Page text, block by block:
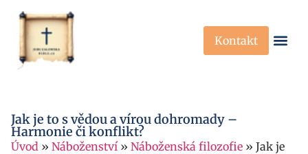
Kontakt
Jak je to s vědou a vírou dohromady –
Harmonie či konflikt?
Úvod » Náboženství » Náboženská filozofie » Jak je